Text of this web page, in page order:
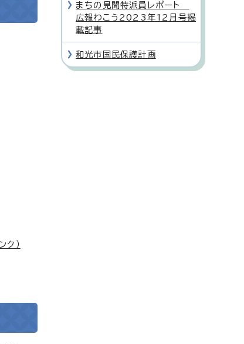
ク）
まちの見聞特派員レポート
広報わこう2023年12月号掲
載記事
和光市国民保護計画